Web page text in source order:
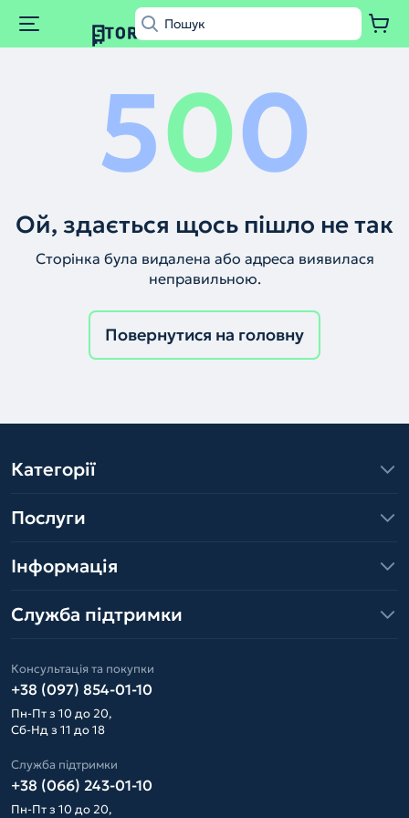
500
Ой, здається щось пішло не так
Сторінка була видалена або адреса виявилася
неправильною.
Повернутися на головну
Категорії
Послуги
Інформація
Служба підтримки
Консультація та покупки
+38 (097) 854-01-10
Пн-Пт з 10 до 20,
Сб-Нд з 11 до 18
Служба підтримки
+38 (066) 243-01-10
Пн-Пт з 10 до 20,